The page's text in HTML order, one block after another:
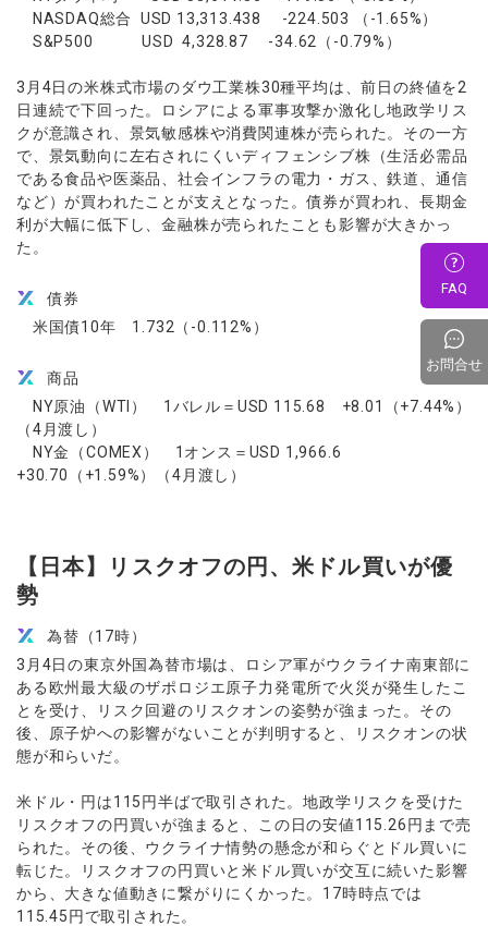
NASDAQ総合 USD 13,313.438 -224.503 （-1.65%）
S&P500 USD 4,328.87 -34.62（-0.79%）
3月4日の米株式市場のダウ工業株30種平均は、前日の終値を2
日連続で下回った。ロシアによる軍事攻撃か激化し地政学リス
クが意識され、景気敏感株や消費関連株が売られた。その一方
で、景気動向に左右されにくいディフェンシブ株（生活必需品
である食品や医薬品、社会インフラの電力・ガス、鉄道、通信
など）が買われたことが支えとなった。債券が買われ、長期金
利が大幅に低下し、金融株が売られたことも影響が大きかっ
た。
債券
米国債10年 1.732（-0.112%）
商品
NY原油（WTI） 1バレル＝USD 115.68 +8.01（+7.44%）
（4月渡し）
NY金（COMEX） 1オンス＝USD 1,966.6
+30.70（+1.59%）（4月渡し）
【日本】リスクオフの円、米ドル買いが優
勢
為替（17時）
3月4日の東京外国為替市場は、ロシア軍がウクライナ南東部に
ある欧州最大級のザポロジエ原子力発電所で火災が発生したこ
とを受け、リスク回避のリスクオンの姿勢が強まった。その
後、原子炉への影響がないことが判明すると、リスクオンの状
態が和らいだ。
米ドル・円は115円半ばで取引された。地政学リスクを受けた
リスクオフの円買いが強まると、この日の安値115.26円まで売
られた。その後、ウクライナ情勢の懸念が和らぐとドル買いに
転じた。リスクオフの円買いと米ドル買いが交互に続いた影響
から、大きな値動きに繋がりにくかった。17時時点では
115.45円で取引された。
FAQ
お問合せ